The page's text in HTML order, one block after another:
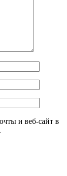
и веб-сайт в